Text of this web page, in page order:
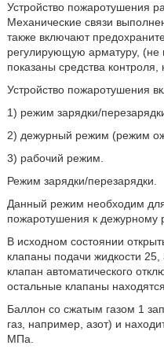
Устройство пожаротушения
Механические связи
также включают
регулирующую арматуру, (не
показаны средства
Устройство пожаротушения
1) режим зарядки/
2) дежурный режим (режим
3) рабочий режим.
Режим зарядки/перезарядки.
Данный режим необходим для
пожаротушения к дежурному
В исходном состоянии
клапаны подачи жидкости 25,
клапан автоматического
остальные клапаны
Баллон со сжатым газом 1
газ, например, азот) и
МПа.